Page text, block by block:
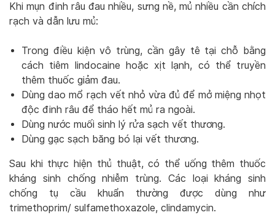
Khi mụn đinh râu đau nhiều, sưng nề, mủ nhiều cần chích
rạch và dẫn lưu mủ:
Trong điều kiện vô trùng, cần gây tê tại chỗ bằng
cách tiêm lindocaine hoặc xịt lạnh, có thể truyền
thêm thuốc giảm đau.
Dùng dao mổ rạch vết nhỏ vừa đủ để mở miệng nhọt
độc đinh râu để tháo hết mủ ra ngoài.
Dùng nước muối sinh lý rửa sạch vết thương.
Dùng gạc sạch băng bó lại vết thương.
Sau khi thực hiện thủ thuật, có thể uống thêm thuốc
kháng sinh chống nhiễm trùng. Các loại kháng sinh
chống tụ cầu khuẩn thường được dùng như
trimethoprim/ sulfamethoxazole, clindamycin.